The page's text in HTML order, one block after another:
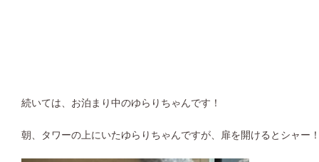
続いては、お泊まり中のゆらりちゃんです！
朝、タワーの上にいたゆらりちゃんですが、扉を開けるとシャー